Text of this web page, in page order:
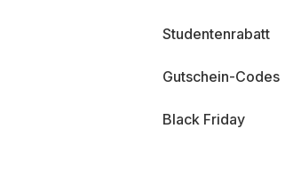
Studentenrabatt
Gutschein-Codes
Black Friday